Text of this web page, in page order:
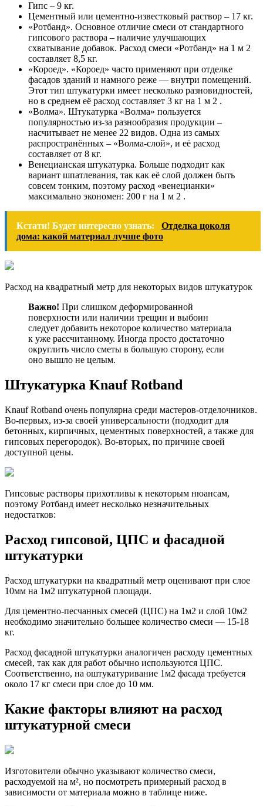
Гипс – 9 кг.
Цементный или цементно-известковый раствор – 17 кг.
«Ротбанд». Основное отличие смеси от стандартного
гипсового раствора – наличие улучшающих
схватывание добавок. Расход смеси «Ротбанд» на 1 м 2
составляет 8,5 кг.
«Короед». «Короед» часто применяют при отделке
фасадов зданий и намного реже — внутри помещений.
Этот тип штукатурки имеет несколько разновидностей,
но в среднем её расход составляет 3 кг на 1 м 2 .
«Волма». Штукатурка «Волма» пользуется
популярностью из-за разнообразия продукции –
насчитывает не менее 22 видов. Одна из самых
распространённых – «Волма-слой», и её расход
составляет от 8 кг.
Венецианская штукатурка. Больше подходит как
вариант шпатлевания, так как её слой должен быть
совсем тонким, поэтому расход «венецианки»
максимально экономен: 200 г на 1 м 2 .
Кстати! Будет интересно узнать:
Отделка цоколя
дома: какой материал лучше фото
Расход на квадратный метр для некоторых видов штукатурок
Важно! При слишком деформированной
поверхности или наличии трещин и выбоин
следует добавить некоторое количество материала
к уже рассчитанному. Иногда просто достаточно
округлить число сметы в большую сторону, если
оно вышло не целым.
Штукатурка Knauf Rotband
Knauf Rotband очень популярна среди мастеров-отделочников.
Во-первых, из-за своей универсальности (подходит для
бетонных, кирпичных, цементных поверхностей, а также для
гипсовых перегородок). Во-вторых, по причине своей
доступной цены.
Гипсовые растворы прихотливы к некоторым нюансам,
поэтому Ротбанд имеет несколько незначительных
недостатков:
Расход гипсовой, ЦПС и фасадной
штукатурки
Расход штукатурки на квадратный метр оценивают при слое
10мм на 1м2 штукатурной площади.
Для цементно-песчанных смесей (ЦПС) на 1м2 и слой 10м2
необходимо значительно большее количество смеси — 15-18
кг.
Расход фасадной штукатурки аналогичен расходу цементных
смесей, так как для работ обычно используются ЦПС.
Соответственно, на оштукатуривание 1м2 фасада требуется
около 17 кг смеси при слое до 10 мм.
Какие факторы влияют на расход
штукатурной смеси
Изготовители обычно указывают количество смеси,
расходуемой на м², но посмотреть примерный расход в
зависимости от материала можно в таблице ниже.